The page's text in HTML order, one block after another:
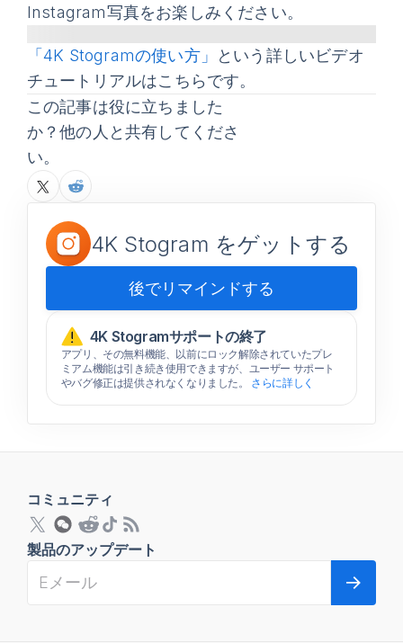
Instagram写真をお楽しみください。
「4K Stogramの使い方」
という詳しいビデオ
チュートリアルはこちらです。
この記事は役に立ちました
か？他の人と共有してくださ
い。
4K Stogram をゲットする
後でリマインドする
4K Stogramサポートの終了
アプリ、その無料機能、以前にロック解除されていたプレ
ミアム機能は引き続き使用できますが、ユーザー サポート
やバグ修正は提供されなくなりました。 さらに詳しく
コミュニティ
製品のアップデート